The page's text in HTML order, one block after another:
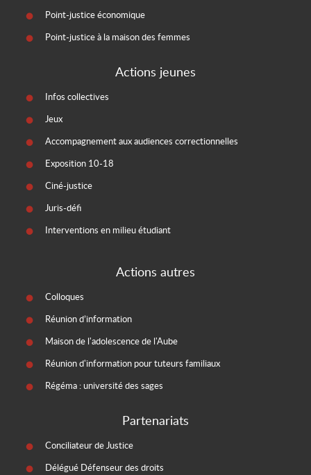
Point-justice économique
Point-justice à la maison des femmes
Actions jeunes
Infos collectives
Jeux
Accompagnement aux audiences correctionnelles
Exposition 10-18
Ciné-justice
Juris-défi
Interventions en milieu étudiant
Actions autres
Colloques
Réunion d’information
Maison de l'adolescence de l'Aube
Réunion d'information pour tuteurs familiaux
Régéma : université des sages
Partenariats
Conciliateur de Justice
Délégué Défenseur des droits